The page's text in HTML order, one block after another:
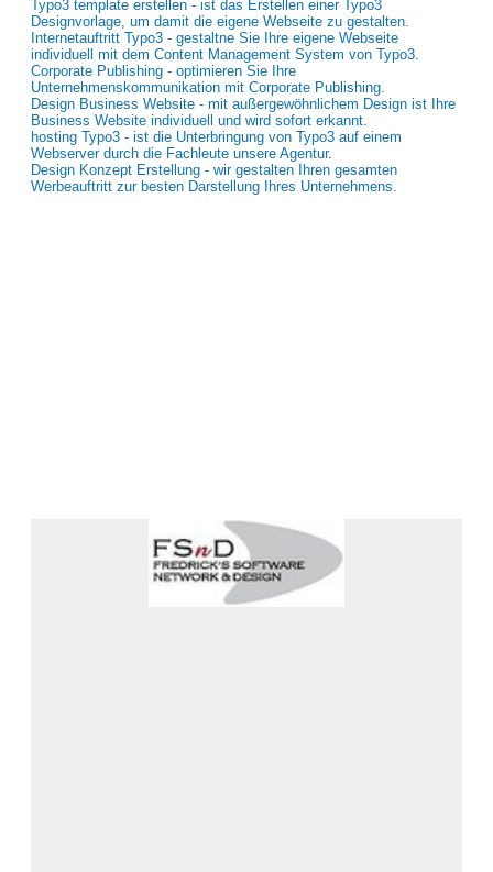
Typo3 template erstellen - ist das Erstellen einer Typo3
Designvorlage, um damit die eigene Webseite zu gestalten.
Internetauftritt Typo3 - gestaltne Sie Ihre eigene Webseite
individuell mit dem Content Management System von Typo3.
Corporate Publishing - optimieren Sie Ihre
Unternehmenskommunikation mit Corporate Publishing.
Design Business Website - mit außergewöhnlichem Design ist Ihre
Business Website individuell und wird sofort erkannt.
hosting Typo3 - ist die Unterbringung von Typo3 auf einem
Webserver durch die Fachleute unsere Agentur.
Design Konzept Erstellung - wir gestalten Ihren gesamten
Werbeauftritt zur besten Darstellung Ihres Unternehmens.